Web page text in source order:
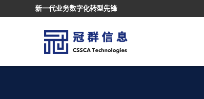
新一代业务数字化转型先锋